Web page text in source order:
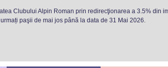
Clubului Alpin Roman prin redirecţionarea a 3.5% din
paşii de mai jos până la data de 31 Mai 2026.